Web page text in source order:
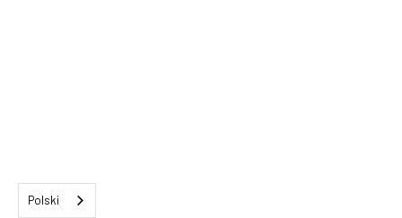
Polski